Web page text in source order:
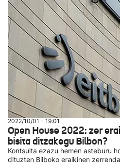
2022/10/01 - 19:01
Open House 2022: zer
bisita ditzakegu Bilbon?
Kontsulta ezazu hemen asteburu
dituzten Bilboko eraikinen